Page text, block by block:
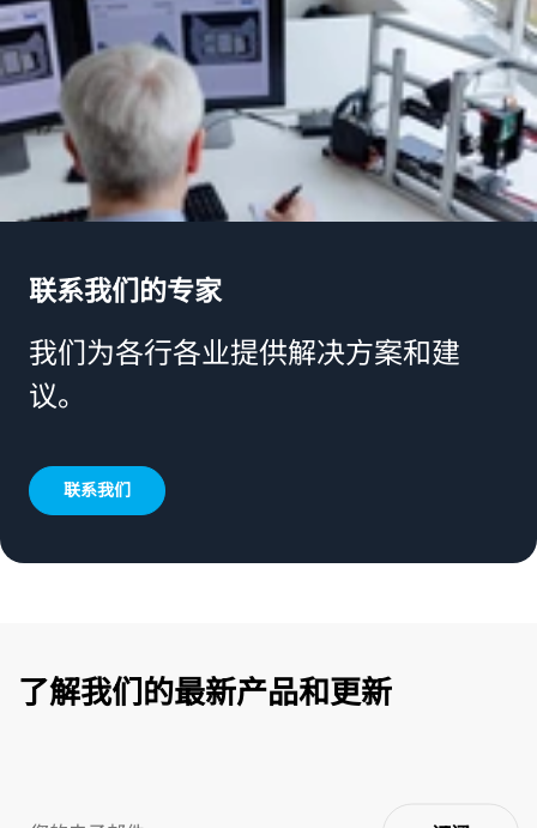
联系我们的专家
我们为各行各业提供解决方案和建
议。
联系我们
了解我们的最新产品和更新